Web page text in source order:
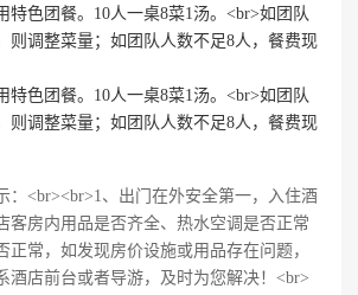
特色团餐。10人一桌8菜1汤。<br>如团队
则调整菜量；如团队人数不足8人，餐费现
特色团餐。10人一桌8菜1汤。<br>如团队
则调整菜量；如团队人数不足8人，餐费现
：<br><br>1、出门在外安全第一，入住酒
客房内用品是否齐全、热水空调是否正常
正常，如发现房价设施或用品存在问题，
酒店前台或者导游，及时为您解决！<br>